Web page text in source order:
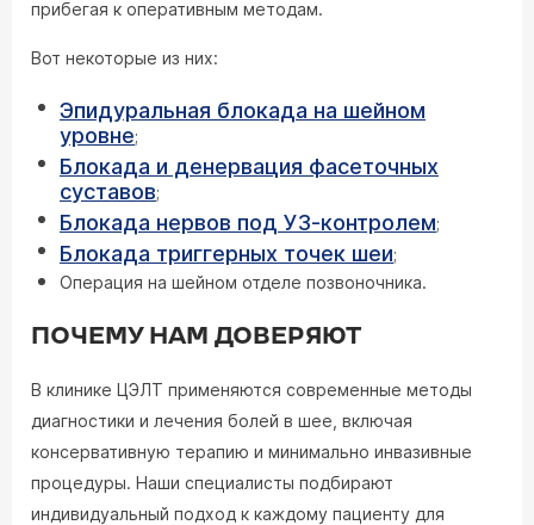
прибегая к оперативным методам.
Вот некоторые из них:
Эпидуральная блокада на шейном
уровне;
Блокада и денервация фасеточных
суставов;
Блокада нервов под УЗ-контролем;
Блокада триггерных точек шеи;
Операция на шейном отделе позвоночника.
ПОЧЕМУ НАМ ДОВЕРЯЮТ
В клинике ЦЭЛТ применяются современные методы
диагностики и лечения болей в шее, включая
консервативную терапию и минимально инвазивные
процедуры. Наши специалисты подбирают
индивидуальный подход к каждому пациенту для